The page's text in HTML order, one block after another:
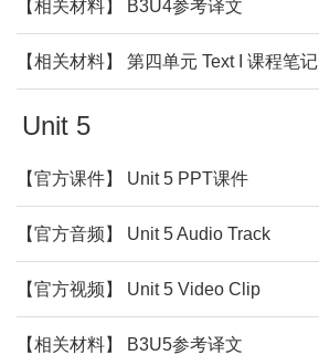
【相关材料】 B3U4参考译文
【相关材料】 第四单元 Text I 课程笔记
Unit 5
【官方课件】 Unit 5 PPT课件
【官方音频】 Unit 5 Audio Track
【官方视频】 Unit 5 Video Clip
【相关材料】 B3U5参考译文